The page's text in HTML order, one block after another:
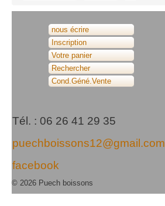
nous écrire
Inscription
Votre panier
Rechercher
Cond.Géné.Vente
Tél. : 06 26 41 29 35
puechboissons12@gmail.com
facebook
© 2026 Puech boissons